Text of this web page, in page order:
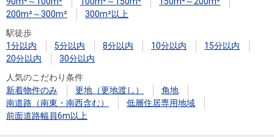
200m²～300m²
300m²以上
駅徒歩
1分以内
5分以内 8分以内 10分以内
15分以内
20分以内
30分以内
人気のこだわり条件
新着物件のみ
更地（更地渡し）
角地
南道路（南東・南西含む）
低層住居専用地域
前面道路幅員6m以上